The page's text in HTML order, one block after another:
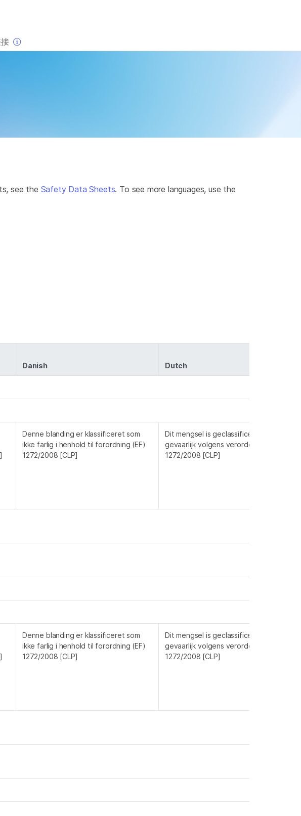
see the Safety Data Sheets. To see more languages, use the
Danish Dutch
Denne blanding er klassificeret som
ikke farlig i henhold til forordning (EF)
1272/2008 [CLP]
Dit mengsel is geclassificeerd als niet
gevaarlijk volgens verordening (EG)
1272/2008 [CLP]
Denne blanding er klassificeret som
ikke farlig i henhold til forordning (EF)
1272/2008 [CLP]
Dit mengsel is geclassificeerd als niet
gevaarlijk volgens verordening (EG)
1272/2008 [CLP]
: